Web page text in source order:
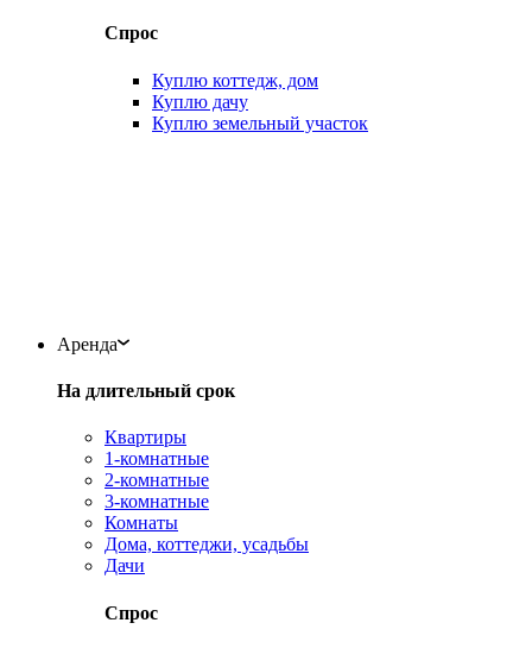
Спрос
Куплю коттедж, дом
Куплю дачу
Куплю земельный участок
Аренда
На длительный срок
Квартиры
1-комнатные
2-комнатные
3-комнатные
Комнаты
Дома, коттеджи, усадьбы
Дачи
Спрос